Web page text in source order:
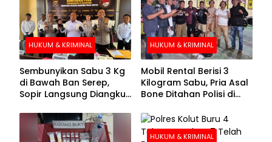
HUKUM & KRIMINAL
Sembunyikan Sabu 3 Kg
di Bawah Ban Serep,
Sopir Langsung Diangkut
HUKUM & KRIMINAL
Mobil Rental Berisi 3
Kilogram Sabu, Pria Asal
Bone Ditahan Polisi di
HUKUM & KRIMINAL